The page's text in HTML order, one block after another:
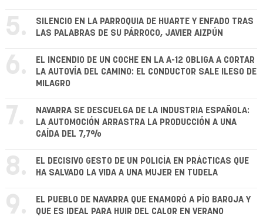
5.
SILENCIO EN LA PARROQUIA DE HUARTE Y ENFADO TRAS
LAS PALABRAS DE SU PÁRROCO, JAVIER AIZPÚN
6.
EL INCENDIO DE UN COCHE EN LA A-12 OBLIGA A CORTAR
LA AUTOVÍA DEL CAMINO: EL CONDUCTOR SALE ILESO DE
MILAGRO
7.
NAVARRA SE DESCUELGA DE LA INDUSTRIA ESPAÑOLA:
LA AUTOMOCIÓN ARRASTRA LA PRODUCCIÓN A UNA
CAÍDA DEL 7,7%
8.
EL DECISIVO GESTO DE UN POLICÍA EN PRÁCTICAS QUE
HA SALVADO LA VIDA A UNA MUJER EN TUDELA
9.
EL PUEBLO DE NAVARRA QUE ENAMORÓ A PÍO BAROJA Y
QUE ES IDEAL PARA HUIR DEL CALOR EN VERANO